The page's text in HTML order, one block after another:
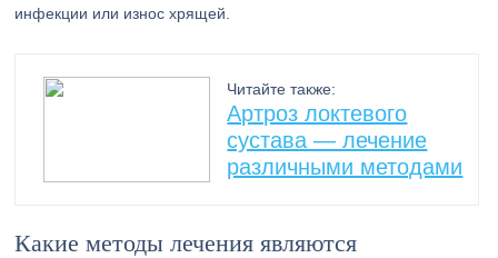
инфекции или износ хрящей.
Читайте также:
Артроз локтевого
сустава — лечение
различными методами
Какие методы лечения являются